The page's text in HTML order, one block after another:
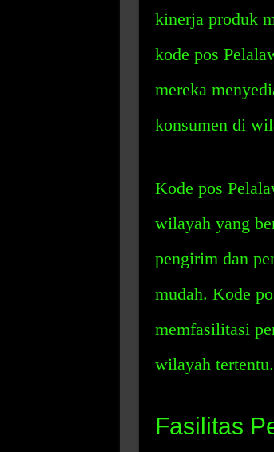
kinerja produk
kode pos
mereka
konsumen di
Kode pos
wilayah yang
pengirim dan
mudah. Kode
memfasilitasi
wilayah tertentu.
Fasilitas